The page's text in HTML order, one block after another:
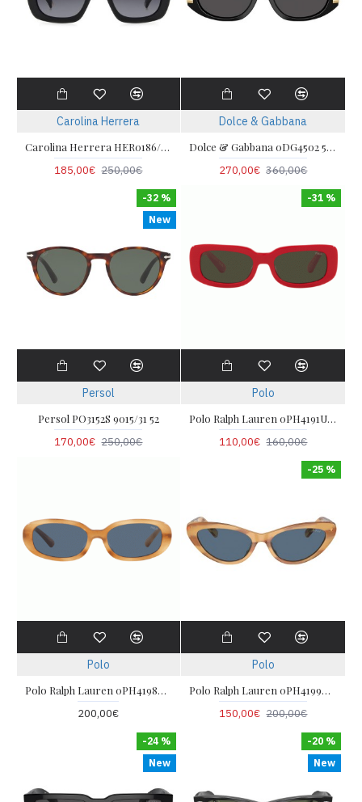
Carolina Herrera
Carolina Herrera HER0186/S 80S 52
185,00€ 250,00€
Dolce & Gabbana
Dolce & Gabbana 0DG4502 501/87 55
270,00€ 360,00€
New
-32 %
Persol
Persol PO3152S 9015/31 52
170,00€ 250,00€
-31 %
Polo
Polo Ralph Lauren 0PH4191U 525782 52
110,00€ 160,00€
Polo
Polo Ralph Lauren 0PH4198U 607980
200,00€
-25 %
Polo
Polo Ralph Lauren 0PH4199U 6079/80 54
150,00€ 200,00€
New
-24 %
New
-20 %